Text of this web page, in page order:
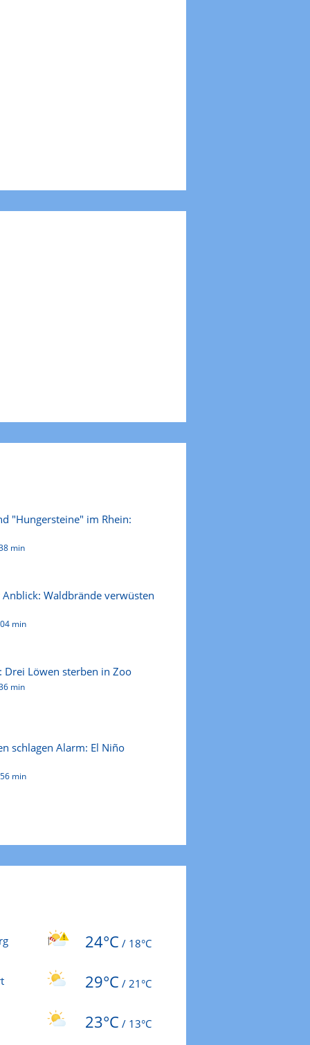
"Hungersteine" im Rhein:
min
Waldbrände verwüsten
min
Drei Löwen sterben in Zoo
min
schlagen Alarm: El Niño
min
24°C / 18°C
29°C / 21°C
23°C / 13°C